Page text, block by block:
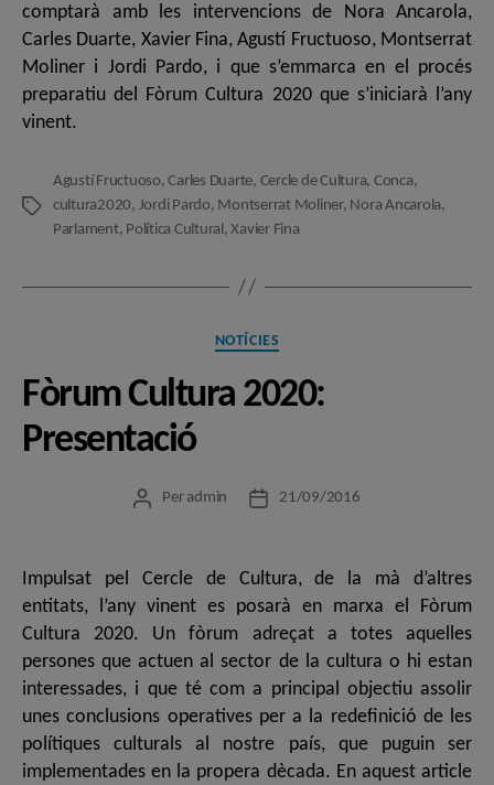
comptarà amb les intervencions de Nora Ancarola,
Carles Duarte, Xavier Fina, Agustí Fructuoso, Montserrat
Moliner i Jordi Pardo, i que s’emmarca en el procés
preparatiu del Fòrum Cultura 2020 que s’iniciarà l’any
vinent.
Etiquetes
Agustí Fructuoso,Carles Duarte, Cercle de Cultura, Conca,
cultura2020, Jordi Pardo, Montserrat Moliner, Nora Ancarola,
Parlament, Política Cultural ,Xavier Fina
Categories
NOTÍCIES
Fòrum Cultura 2020:
Presentació
Autor
Per admin
Data21/09/2016
Impulsat pel Cercle de Cultura, de la mà d’altres
entitats, l’any vinent es posarà en marxa el Fòrum
Cultura 2020. Un fòrum adreçat a totes aquelles
persones que actuen al sector de la cultura o hi estan
interessades, i que té com a principal objectiu assolir
unes conclusions operatives per a la redefinició de les
polítiques culturals al nostre país, que puguin ser
implementades en la propera dècada. En aquest article